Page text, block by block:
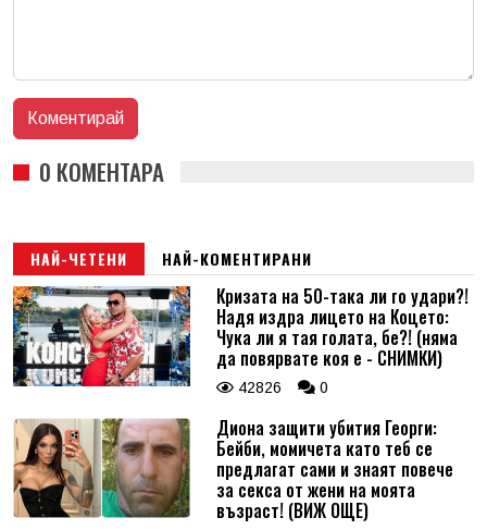
0 КОМЕНТАРА
НАЙ-ЧЕТЕНИ НАЙ-КОМЕНТИРАНИ
Кризата на 50-така ли го удари?!
Надя издра лицето на Коцето:
Чука ли я тая голата, бе?! (няма
да повярвате коя е - СНИМКИ)
42826 0
Диона защити убития Георги:
Бейби, момичета като теб се
предлагат сами и знаят повече
за секса от жени на моята
възраст! (ВИЖ ОЩЕ)